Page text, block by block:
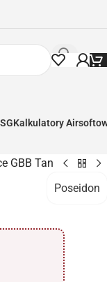
Kalkulatory
GBB Tan
Poseidon